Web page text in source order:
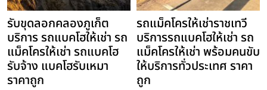
รับขุดลอกคลองภูเก็ต
บริการ รถแบคโฮให้เช่า รถ
แม็คโครให้เช่า รถแบคโฮ
รับจ้าง แบคโฮรับเหมา
ราคาถูก
รถแม็คโครให้เช่าราชเทวี
บริการรถแบคโฮให้เช่า รถ
แม็คโครให้เช่า พร้อมคนขับ
ให้บริการทั่วประเทศ ราคา
ถูก